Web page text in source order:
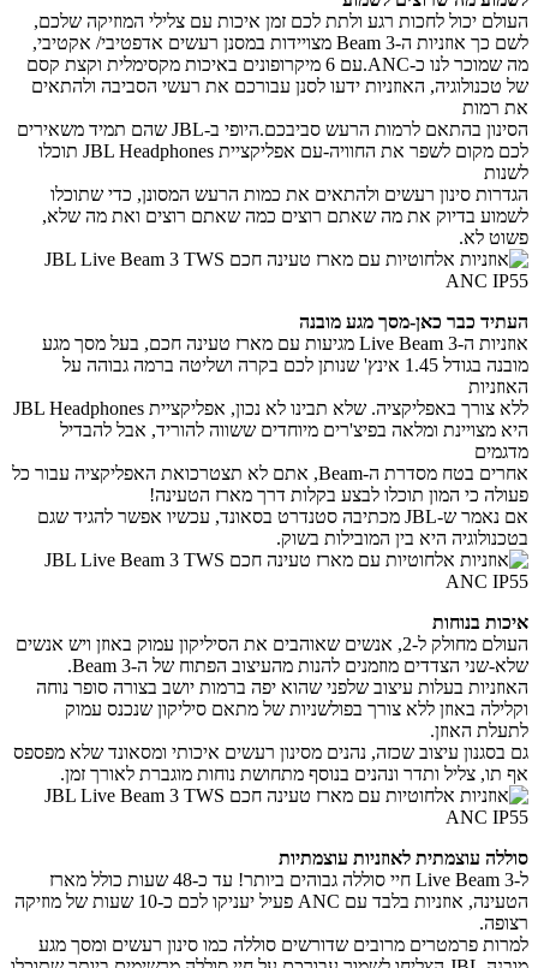
העולם יכול לחכות רגע ולתת לכם זמן איכות עם צלילי המוזיקה שלכם,
לשם כך אוזניות ה-Beam 3 מצויידות במסנן רעשים אדפטיבי/ אקטיבי,
מה שמוכר לנו כ-ANC.
עם 6 מיקרופונים באיכות מקסימלית וקצת קסם
של טכנולוגיה, האוזניות ידעו לסנן עבורכם את רעשי הסביבה ולהתאים
את רמות
הסינון בהתאם לרמות הרעש סביבכם.
היופי ב-JBL שהם תמיד משאירים
לכם מקום לשפר את החוויה-עם אפליקציית JBL Headphones תוכלו
לשנות
הגדרות סינון רעשים ולהתאים את כמות הרעש המסונן, כדי שתוכלו
לשמוע בדיוק את מה שאתם רוצים כמה שאתם רוצים ואת מה שלא,
פשוט לא.
העתיד כבר כאן-מסך מגע מובנה
אוזניות ה-Live Beam 3 מגיעות עם מארז טעינה חכם, בעל מסך מגע
מובנה בגודל 1.45 אינץ' שנותן לכם בקרה ושליטה ברמה גבוהה על
האוזניות
ללא צורך באפליקציה.
שלא תבינו לא נכון, אפליקציית JBL Headphones
היא מצויינת ומלאה בפיצ'רים מיוחדים ששווה להוריד, אבל להבדיל
מדגמים
אחרים בטח מסדרת ה-Beam,
אתם לא תצטרכואת האפליקציה עבור כל
פעולה כי המון תוכלו לבצע בקלות דרך מארז הטעינה!
אם נאמר ש-JBL מכתיבה סטנדרט בסאונד, עכשיו אפשר להגיד שגם
בטכנולוגיה היא בין המובילות בשוק.
איכות בנוחות
העולם מחולק ל-2, אנשים שאוהבים את הסיליקון עמוק באוזן ויש אנשים
שלא-שני הצדדים מוזמנים להנות מהעיצוב הפתוח של ה-Beam 3.
האוזניות בעלות עיצוב שלפני שהוא יפה ברמות יושב בצורה סופר נוחה
וקלילה באוזן ללא צורך בפולשניות של מתאם סיליקון שנכנס עמוק
לתעלת האוזן.
גם בסגנון עיצוב שכזה, נהנים מסינון רעשים איכותי ומסאונד שלא מפספס
אף תו, צליל ותדר ונהנים בנוסף מתחושת נוחות מוגברת לאורך זמן.
סוללה עוצמתית לאוזניות עוצמתיות
ל-Live Beam 3 חיי סוללה גבוהים ביותר! עד כ-48 שעות כולל מארז
הטעינה, אוזניות בלבד עם ANC פעיל יעניקו לכם כ-10 שעות של מוזיקה
רצופה.
למרות פרמטרים מרובים שדורשים סוללה כמו סינון רעשים ומסך מגע